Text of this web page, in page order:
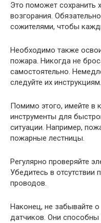
Это поможет сохранить
возгорания.
сожителями, чтобы
Необходимо также
пожара. Никогда не
самостоятельно.
следуйте их инструкциям.
Помимо этого, имейте в
инструменты для
ситуации. Например,
пожарные лестницы.
Регулярно проверяйте
Убедитесь в отсутствии
проводов.
Наконец, не забывайте
датчиков. Они способны